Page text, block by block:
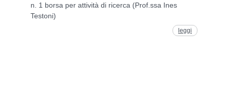
n. 1 borsa per attività di ricerca (Prof.ssa Ines
Testoni)
leggi